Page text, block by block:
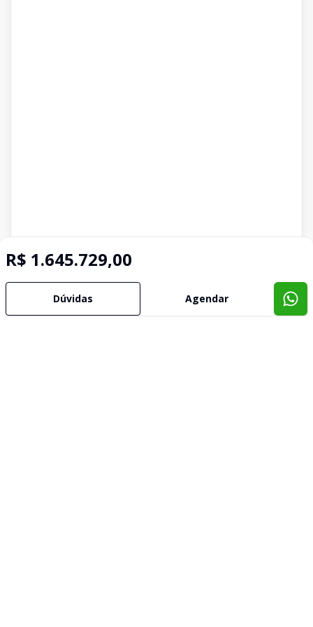
R$ 1.645.729,00
Dúvidas Agendar